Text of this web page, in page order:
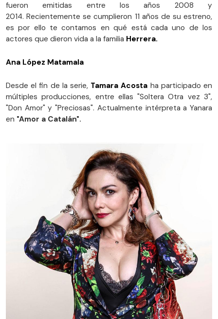
fueron emitidas entre los años 2008 y
2014. Recientemente se cumplieron 11 años de su estreno,
es por ello te contamos en qué está cada uno de los
actores que dieron vida a la familia Herrera.
Ana López Matamala
Desde el fin de la serie, Tamara Acosta ha participado en
múltiples producciones, entre ellas "Soltera Otra vez 3",
"Don Amor" y "Preciosas". Actualmente intérpreta a Yanara
en "Amor a Catalán".